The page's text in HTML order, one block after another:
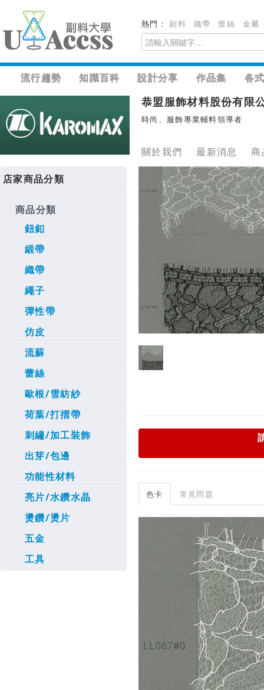
熱門：副料 織帶 蕾絲 金屬
流行趨勢 知識百科 設計分享 作品集 各
恭盟服飾材料股份有限
時尚、服飾專業輔料領導者
關於我們 最新消息 商
店家商品分類
商品分類
鈕釦
緞帶
織帶
繩子
彈性帶
仿皮
流蘇
蕾絲
歐根/雪紡紗
荷葉/打摺帶
刺繡/加工裝飾
出芽/包邊
功能性材料
亮片/水鑽水晶
燙鑽/燙片
五金
工具
色卡 常見問題